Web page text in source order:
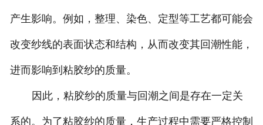
产生影响。例如，整理、染色、定型等工艺都可能会
改变纱线的表面状态和结构，从而改变其回潮性能，
进而影响到粘胶纱的质量。
因此，粘胶纱的质量与回潮之间是存在一定关
系的。为了粘胶纱的质量，生产过程中需要严格控制